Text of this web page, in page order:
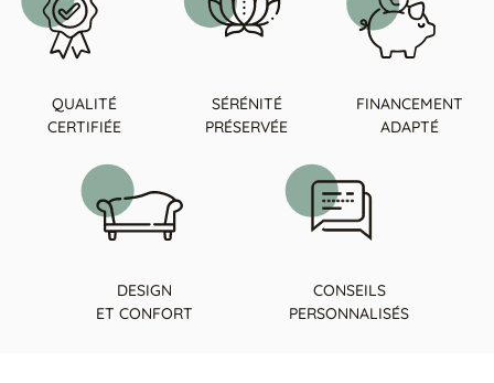
PAR FORME
Classique
Contemporain
QUALITÉ
CERTIFIÉE
SÉRÉNITÉ
PRÉSERVÉE
FINANCEMENT
ADAPTÉ
DESIGN
ET CONFORT
CONSEILS
PERSONNALISÉS